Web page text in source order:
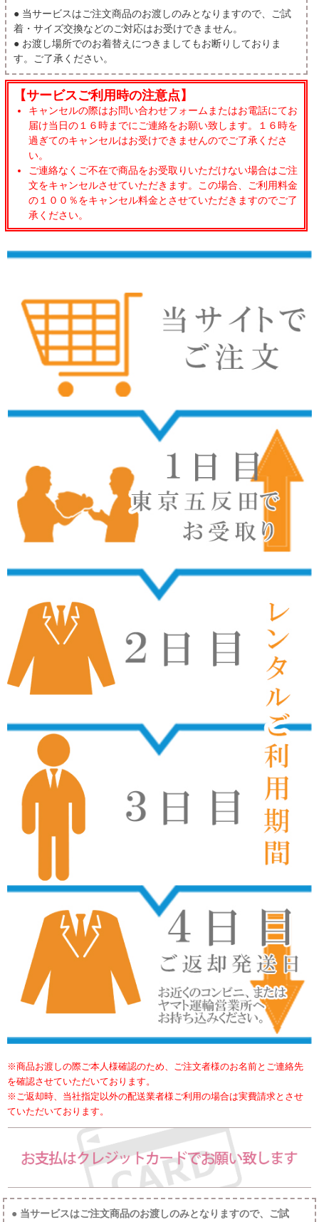
● 当サービスはご注文商品のお渡しのみとなりますので、ご試
着・サイズ交換などのご対応はお受けできません。
● お渡し場所でのお着替えにつきましてもお断りしておりま
す。ご了承ください。
【サービスご利用時の注意点】
キャンセルの際はお問い合わせフォームまたはお電話にてお
届け当日の１６時までにご連絡をお願い致します。１６時を
過ぎてのキャンセルはお受けできませんのでご了承くださ
い。
ご連絡なくご不在で商品をお受取りいただけない場合はご注
文をキャンセルさせていただきます。この場合、ご利用料金
の１００％をキャンセル料金とさせていただきますのでご了
承ください。
※商品お渡しの際ご本人様確認のため、ご注文者様のお名前とご連絡先
を確認させていただいております。
※ご返却時、当社指定以外の配送業者様ご利用の場合は実費請求とさせ
ていただいております。
● 当サービスはご注文商品のお渡しのみとなりますので、ご試